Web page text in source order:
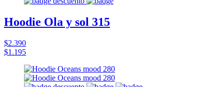
Hoodie Ola y sol 315
$2.390
$1.195